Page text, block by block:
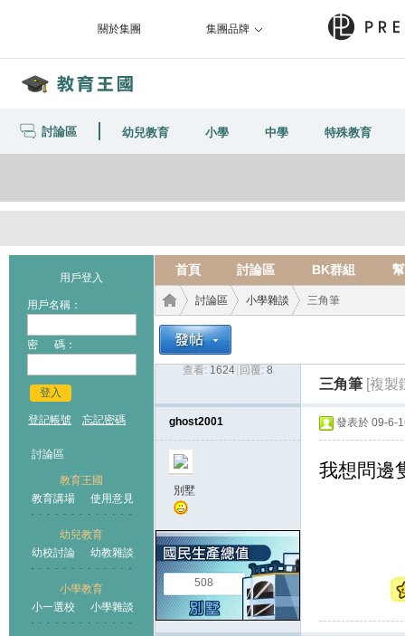
關於集團 集團品牌
討論區 幼兒教育 小學 中學 特殊教育
用戶登入
用戶名稱：
密 碼：
登入
登記帳號 忘記密碼
討論區
教育王國
教育講場
使用意見
幼兒教育
幼校討論
幼教雜談
小學教育
小一選校
小學雜談
首頁 討論區 BK群組
王國
討論區 小學雜談 三角筆
查看: 1624 回覆: 8
三角筆 [複製
ghost2001
別墅
508
發表於 09-6-
我想問邊